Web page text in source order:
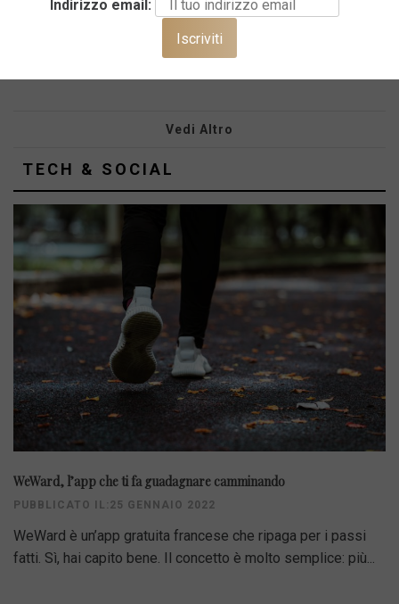
dati che emergono. Siamo un popolo
che spreca il cibo e presta ancora...
Vedi Altro
TECH & SOCIAL
WeWard, l’app che ti fa guadagnare camminando
PUBBLICATO IL:25 GENNAIO 2022
WeWard è un’app gratuita francese che ripaga per i passi
fatti. Sì, hai capito bene. Il concetto è molto semplice: più...
Indirizzo email: